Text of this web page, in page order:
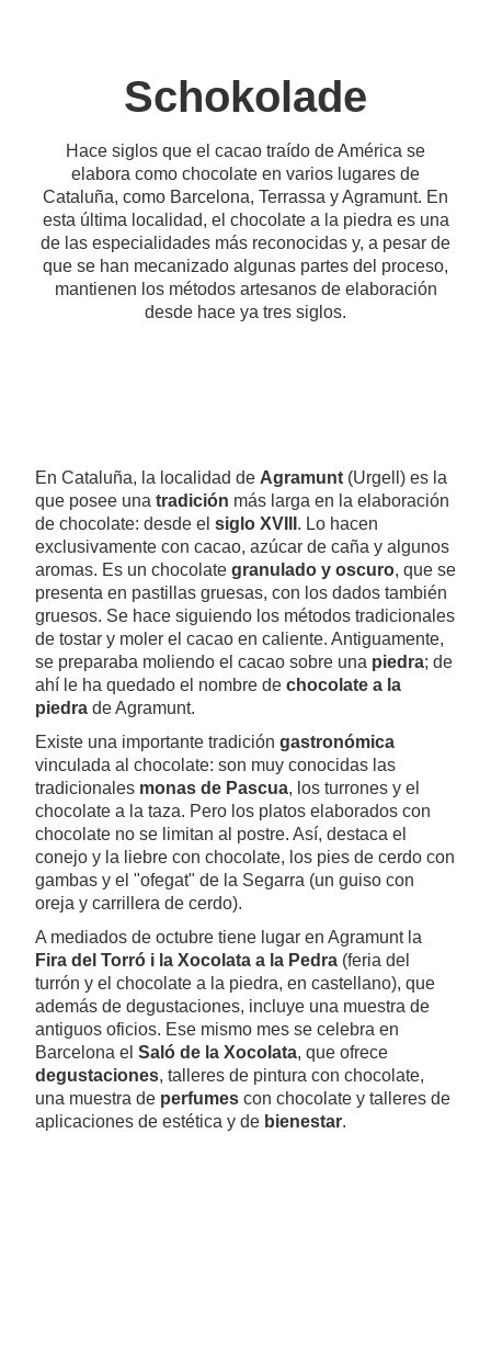
Schokolade
Hace siglos que el cacao traído de América se
elabora como chocolate en varios lugares de
Cataluña, como Barcelona, Terrassa y Agramunt. En
esta última localidad, el chocolate a la piedra es una
de las especialidades más reconocidas y, a pesar de
que se han mecanizado algunas partes del proceso,
mantienen los métodos artesanos de elaboración
desde hace ya tres siglos.
En Cataluña, la localidad de Agramunt (Urgell) es la
que posee una tradición más larga en la elaboración
de chocolate: desde el siglo XVIII . Lo hacen
exclusivamente con cacao, azúcar de caña y algunos
aromas. Es un chocolate granulado y oscuro, que se
presenta en pastillas gruesas, con los dados también
gruesos. Se hace siguiendo los métodos tradicionales
de tostar y moler el cacao en caliente. Antiguamente,
se preparaba moliendo el cacao sobre una piedra; de
ahí le ha quedado el nombre de chocolate a la
piedra de Agramunt.
Existe una importante tradición gastronómica
vinculada al chocolate: son muy conocidas las
tradicionales monas de Pascua, los turrones y el
chocolate a la taza. Pero los platos elaborados con
chocolate no se limitan al postre. Así, destaca el
conejo y la liebre con chocolate, los pies de cerdo con
gambas y el "ofegat" de la Segarra (un guiso con
oreja y carrillera de cerdo).
A mediados de octubre tiene lugar en Agramunt la
Fira del Torró i la Xocolata a la Pedra (feria del
turrón y el chocolate a la piedra, en castellano), que
además de degustaciones, incluye una muestra de
antiguos oficios. Ese mismo mes se celebra en
Barcelona el Saló de la Xocolata, que ofrece
degustaciones, talleres de pintura con chocolate,
una muestra de perfumes con chocolate y talleres de
aplicaciones de estética y de bienestar.